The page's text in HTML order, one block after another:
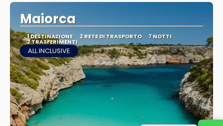
Maiorca
1 DESTINAZIONE 2 RETE DI TRASPORTO 7 NOTTI
2 TRASFERIMENTI
ALL INCLUSIVE